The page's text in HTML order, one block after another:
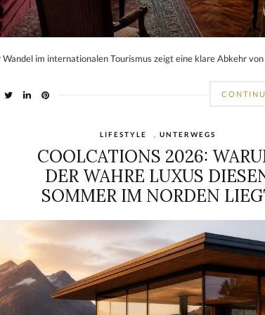
Wandel im internationalen Tourismus zeigt eine klare Abkehr
LIFESTYLE UNTERWEGS
COOLCATIONS 2026:
DER WAHRE LUXUS
SOMMER IM NORDEN